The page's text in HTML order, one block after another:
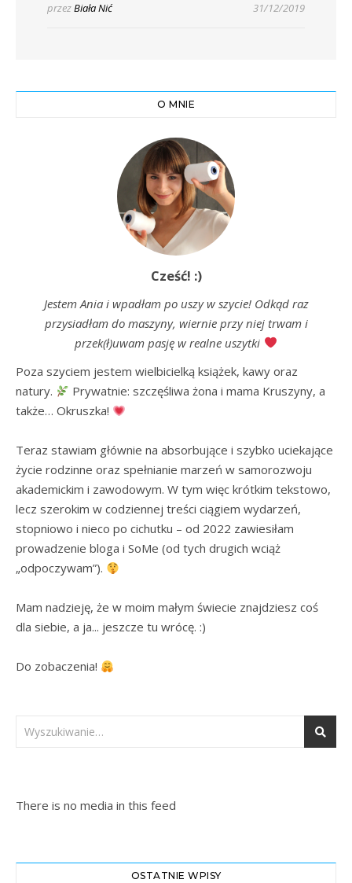
przezBiała Nić 31/12/2019
O MNIE
Cześć! :)
Jestem Ania i wpadłam po uszy w szycie! Odkąd raz
przysiadłam do maszyny, wiernie przy niej trwam i
przek(ł)uwam pasję w realne uszytki
Poza szyciem jestem wielbicielką książek, kawy oraz
natury.
Prywatnie: szczęśliwa żona i mama Kruszyny, a
także… Okruszka!
Teraz stawiam głównie na absorbujące i szybko uciekające
życie rodzinne oraz spełnianie marzeń w samorozwoju
akademickim i zawodowym. W tym więc krótkim tekstowo,
lecz szerokim w codziennej treści ciągiem wydarzeń,
stopniowo i nieco po cichutku – od 2022 zawiesiłam
prowadzenie bloga i SoMe (od tych drugich wciąż
„odpoczywam”).
Mam nadzieję, że w moim małym świecie znajdziesz coś
dla siebie, a ja... jeszcze tu wrócę. :)
Do zobaczenia!
There is no media in this feed
OSTATNIE WPISY